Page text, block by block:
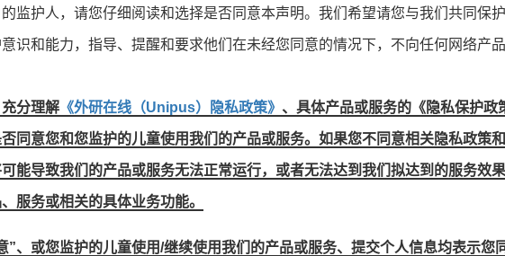
监护人，请您仔细阅读和选择是否同意本声明。我们希望请您与我们共同保
识和能力，指导、提醒和要求他们在未经您同意的情况下，不向任何网络产
分理解 《外研在线（Unipus）隐私政策》 、具体产品或服务的《隐私保护政
同意您和您监护的儿童使用我们的产品或服务。如果您不同意相关隐私政策
能导致我们的产品或服务无法正常运行，或者无法达到我们拟达到的服务效
服务或相关的具体业务功能。
”、或您监护的儿童使用/继续使用我们的产品或服务、提交个人信息均表示您